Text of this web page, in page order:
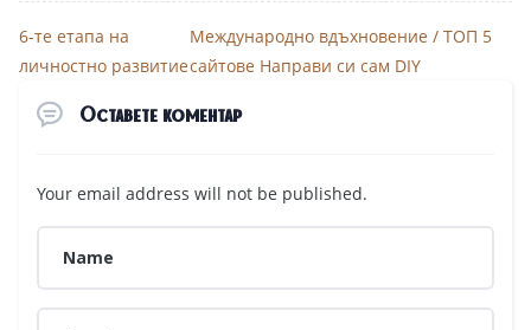
6-те етапа на
личностно развитие
Международно вдъхновение / ТОП 5
сайтове Направи си сам DIY
Оставете коментар
Your email address will not be published.